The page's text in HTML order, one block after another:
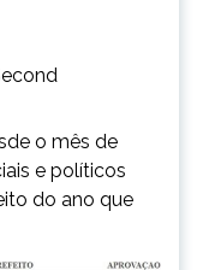
o mês de
e políticos
do ano que